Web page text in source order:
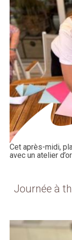
Cet après-midi,
avec un atelier
Journée à